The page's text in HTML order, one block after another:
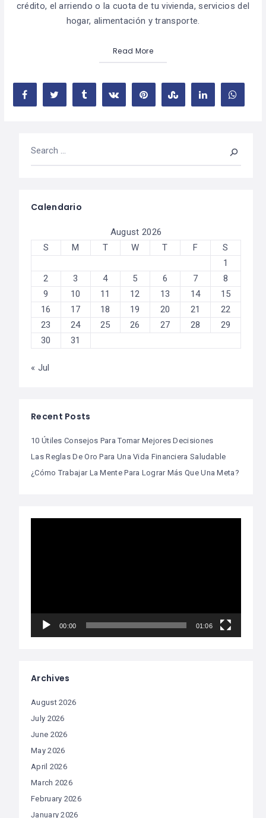
crédito, el arriendo o la cuota de tu vivienda, servicios del
hogar, alimentación y transporte.
Read More
Calendario
August 2026
S
M T W T F
S
1
2
3 4 5 6 7
8
9
10 11 12 13 14
15
16
17 18 19 20 21
22
23
24 25 26 27 28
29
30
31
« Jul
Recent Posts
10 Útiles Consejos Para Tomar Mejores Decisiones
Las Reglas De Oro Para Una Vida Financiera Saludable
¿Cómo Trabajar La Mente Para Lograr Más Que Una Meta?
00:00 01:06
Archives
August 2026
July 2026
June 2026
May 2026
April 2026
March 2026
February 2026
January 2026